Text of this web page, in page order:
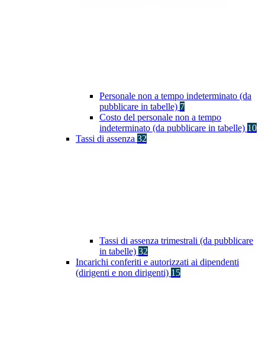
Personale non a tempo indeterminato (da
pubblicare in tabelle) 7
Costo del personale non a tempo
indeterminato (da pubblicare in tabelle) 10
Tassi di assenza 32
Tassi di assenza trimestrali (da pubblicare
in tabelle) 32
Incarichi conferiti e autorizzati ai dipendenti
(dirigenti e non dirigenti) 15